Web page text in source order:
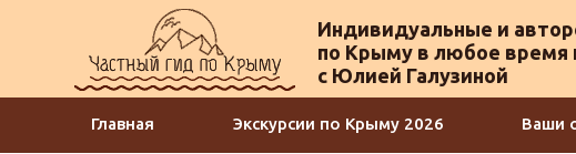
Индивидуальные и
по Крыму в любое время
с Юлией Галузиной
Главная Экскурсии по Крыму 2026 Ваши